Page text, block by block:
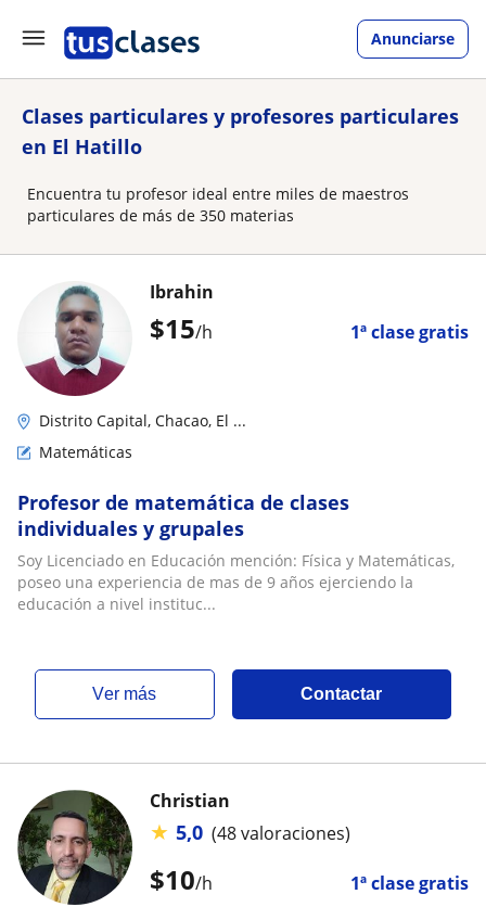
Anunciarse
Clases particulares y profesores particulares
en El Hatillo
Encuentra tu profesor ideal entre miles de maestros
particulares de más de 350 materias
$15/h 1ª clase gratis
Ibrahin
Distrito Capital, Chacao, El ...
Matemáticas
Profesor de matemática de clases
individuales y grupales
Soy Licenciado en Educación mención: Física y Matemáticas,
poseo una experiencia de mas de 9 años ejerciendo la
educación a nivel instituc...
ver más Contactar
$10/h 1ª clase gratis
Christian
★ 5,0 (48 valoraciones)